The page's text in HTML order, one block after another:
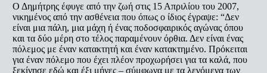
Ο Δημήτρης έφυγε από την ζωή στις 15 Απριλίου του 2007,
νικημένος από την ασθένεια που όπως ο ίδιος έγραψε: “Δεν
είναι μια πάλη, μια μάχη ή ένας ποδοσφαιρικός αγώνας όπου
και τα δύο μέρη στο τέλος παραμένουν όρθια. Δεν είναι ένας
πόλεμος με έναν κατακτητή και έναν κατακτημένο. Πρόκειται
για έναν πόλεμο που έχει πλέον προχωρήσει για τα καλά, που
ξεκίνησε εδώ και έξι μήνες – σύμφωνα με τα λεγόμενα των